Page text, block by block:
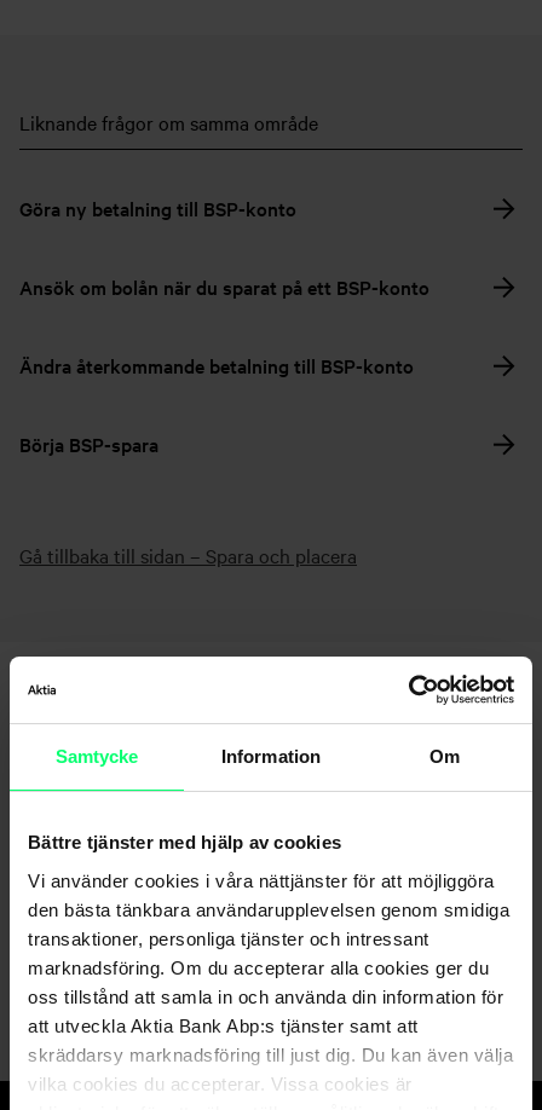
Samtycke Information Om
Bättre tjänster med hjälp av cookies
Vi använder cookies i våra nättjänster för att möjliggöra
den bästa tänkbara användarupplevelsen genom smidiga
transaktioner, personliga tjänster och intressant
marknadsföring. Om du accepterar alla cookies ger du
oss tillstånd att samla in och använda din information för
att utveckla Aktia Bank Abp:s tjänster samt att
skräddarsy marknadsföring till just dig. Du kan även välja
vilka cookies du accepterar. Vissa cookies är
Liknande frågor om samma område
Göra ny betalning till BSP-konto
Ansök om bolån när du sparat på ett BSP-konto
Ändra återkommande betalning till BSP-konto
Börja BSP-spara
Gå tillbaka till sidan – Spara och placera
Hittar du inte det du söker?
Kundservice
Skicka ett meddelande till oss via nätbanken